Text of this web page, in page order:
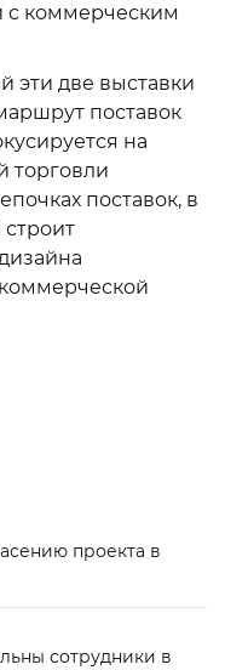
с коммерческим
эти две выставки
поставок
на
торговли
поставок, в
проекта в
сотрудники в